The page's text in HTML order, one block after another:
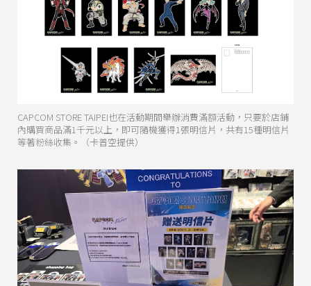
CAPCOM STORE TAIPEI也在活動期間舉辦消費滿額活動，只要於店鋪
內購買商品滿1千元以上，即可隨機獲得1張明信片，共有15種明信片
等著粉絲收集。（卡普空提供）